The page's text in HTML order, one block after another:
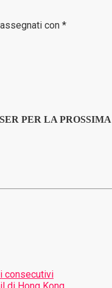
con *
PER LA
consecutivi